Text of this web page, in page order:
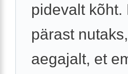
pidevalt kõht.
pärast
aegajalt, et